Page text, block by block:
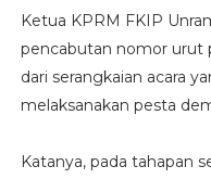
Ketua KPRM FKIP
pencabutan nomor urut
dari serangkaian acara
melaksanakan pesta
Katanya, pada tahapan